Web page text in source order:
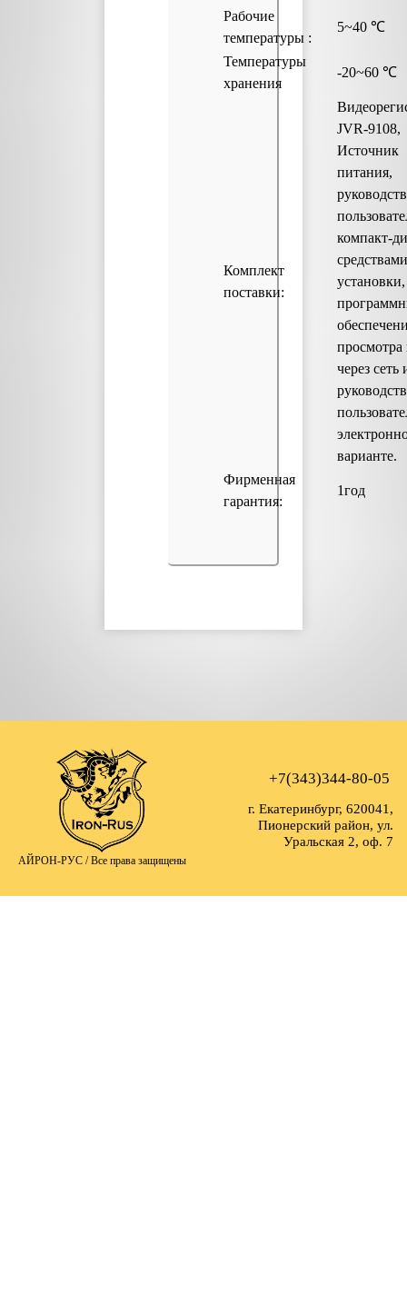
Рабочие
температуры :
5~40 ℃
Температуры
хранения
-20~60 ℃
Комплект
поставки:
JVR-9108,
Источник
питания,
компакт-
установки,
просмотра
через сеть
варианте.
Фирменная
гарантия:
1год
АЙРОН-РУС /Все права защищены
+7(343)344-80-05
г. Екатеринбург, 620041,
Пионерский район, ул.
Уральская 2, оф. 7